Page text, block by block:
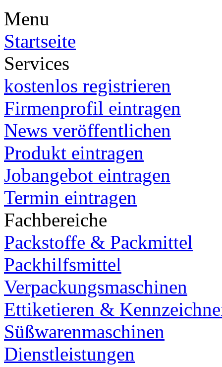
Menu
Startseite
Services
kostenlos registrieren
Firmenprofil eintragen
News veröffentlichen
Produkt eintragen
Jobangebot eintragen
Termin eintragen
Fachbereiche
Packstoffe & Packmittel
Packhilfsmittel
Verpackungsmaschinen
Ettiketieren &
Süßwarenmaschinen
Dienstleistungen